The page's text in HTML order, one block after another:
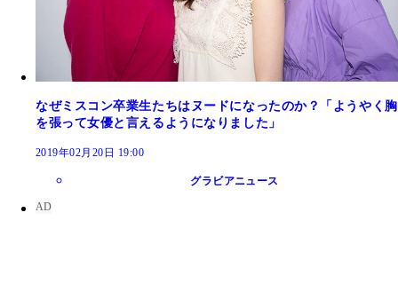
なぜミスコン卒業生たちはヌードになったのか？「ようやく胸
を張って女優と言えるようになりました」
2019年02月20日 19:00
グラビアニュース